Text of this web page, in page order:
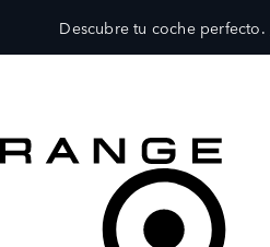
Descubre tu coche perfecto.